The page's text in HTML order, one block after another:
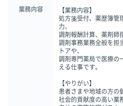
業務内容
【業務内容】
処方箋受付、薬歴簿管
力、
調剤報酬計算、薬剤師
調剤事務業務全般を担
トアや、
調剤専門薬局で医療の
える仕事です。
【やりがい】
患者さまや地域の方の
社会的貢献度の高い業